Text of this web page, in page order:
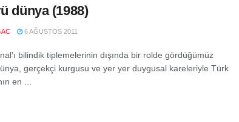
dünya (1988)
6 AĞUSTOS 2011
bilindik tiplemelerinin dışında bir rolde gördüğümüz
gerçekçi kurgusu ve yer yer duygusal kareleriyle Türk
en ...